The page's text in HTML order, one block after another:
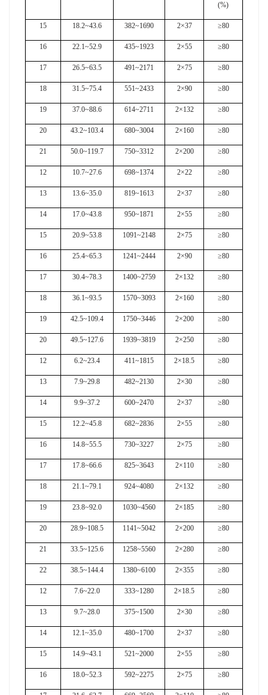
(%)
15 18.2~43.6 382~1690 2×37 ≥80
16 22.1~52.9 435~1923 2×55 ≥80
17 26.5~63.5 491~2171 2×75 ≥80
18 31.5~75.4 551~2433 2×90 ≥80
19 37.0~88.6 614~2711 2×132 ≥80
20 43.2~103.4 680~3004 2×160 ≥80
21 50.0~119.7 750~3312 2×200 ≥80
12 10.7~27.6 698~1374 2×22 ≥80
13 13.6~35.0 819~1613 2×37 ≥80
14 17.0~43.8 950~1871 2×55 ≥80
15 20.9~53.8 1091~2148 2×75 ≥80
16 25.4~65.3 1241~2444 2×90 ≥80
17 30.4~78.3 1400~2759 2×132 ≥80
18 36.1~93.5 1570~3093 2×160 ≥80
19 42.5~109.4 1750~3446 2×200 ≥80
20 49.5~127.6 1939~3819 2×250 ≥80
12 6.2~23.4 411~1815 2×18.5 ≥80
13 7.9~29.8 482~2130 2×30 ≥80
14 9.9~37.2 600~2470 2×37 ≥80
15 12.2~45.8 682~2836 2×55 ≥80
16 14.8~55.5 730~3227 2×75 ≥80
17 17.8~66.6 825~3643 2×110 ≥80
18 21.1~79.1 924~4080 2×132 ≥80
19 23.8~92.0 1030~4560 2×185 ≥80
20 28.9~108.5 1141~5042 2×200 ≥80
21 33.5~125.6 1258~5560 2×280 ≥80
22 38.5~144.4 1380~6100 2×355 ≥80
12 7.6~22.0 333~1280 2×18.5 ≥80
13 9.7~28.0 375~1500 2×30 ≥80
14 12.1~35.0 480~1700 2×37 ≥80
15 14.9~43.1 521~2000 2×55 ≥80
16 18.0~52.3 592~2275 2×75 ≥80